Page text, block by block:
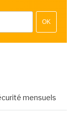
OK
mensuels